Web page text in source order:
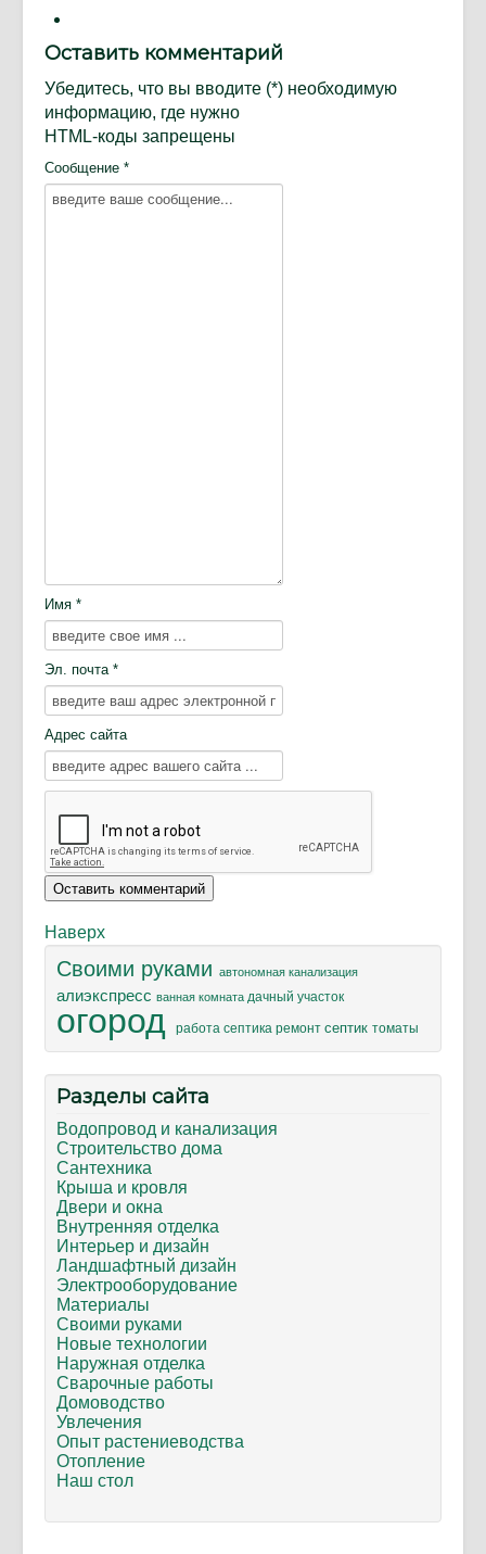
Оставить комментарий
Убедитесь, что вы вводите (*) необходимую
информацию, где нужно
HTML-коды запрещены
Сообщение *
Имя *
Эл. почта *
Адрес сайта
Наверх
Своими руками автономная канализация
алиэкспресс ванная комната дачный участок
огород работа септика ремонт септик томаты
Разделы сайта
Водопровод и канализация
Строительство дома
Сантехника
Крыша и кровля
Двери и окна
Внутренняя отделка
Интерьер и дизайн
Ландшафтный дизайн
Электрооборудование
Материалы
Своими руками
Новые технологии
Наружная отделка
Сварочные работы
Домоводство
Увлечения
Опыт растениеводства
Отопление
Наш стол